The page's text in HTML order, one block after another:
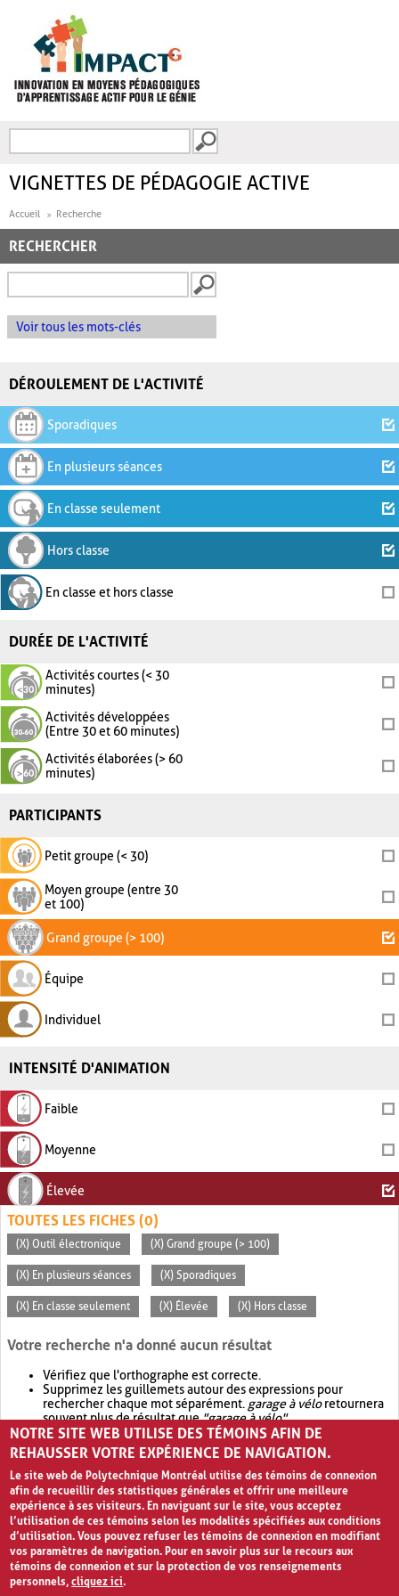
FORMULAIRE DE
VIGNETTES DE PÉDAGOGIE ACTIVE
Accueil Recherche
RECHERCHER
Voir tous les mots-clés
DÉROULEMENT DE L'ACTIVITÉ
Sporadiques
En plusieurs séances
En classe seulement
Hors classe
En classe et hors classe
DURÉE DE L'ACTIVITÉ
Activités courtes (< 30
minutes)
Activités développées
(Entre 30 et 60 minutes)
Activités élaborées (> 60
minutes)
PARTICIPANTS
Petit groupe (< 30)
Moyen groupe (entre 30
et 100)
Grand groupe (> 100)
Équipe
Individuel
INTENSITÉ D'ANIMATION
Faible
Moyenne
Élevée
TOUTES LES FICHES (0)
(X) Outil électronique (X) Grand groupe (> 100)
(X) En plusieurs séances (X) Sporadiques
(X) En classe seulement (X) Élevée (X) Hors classe
Votre recherche n'a donné aucun résultat
Vérifiez que l'orthographe est correcte.
Supprimez les guillemets autour des expressions pour
rechercher chaque mot séparément. garage à véloretournera
souvent plus de résultat que"garage à vélo".
Envisagez d'élargir votre recherche avec OR.garage OR vélo
retournera souvent plus de résultat quegarage à vélo
NOTRE SITE WEB UTILISE DES TÉMOINS AFIN DE
REHAUSSER VOTRE EXPÉRIENCE DE NAVIGATION.
Le site web de Polytechnique Montréal utilise des témoins de connexion
afin de recueillir des statistiques générales et offrir une meilleure
expérience à ses visiteurs. En naviguant sur le site, vous acceptez
l’utilisation de ces témoins selon les modalités spécifiées aux conditions
d’utilisation. Vous pouvez refuser les témoins de connexion en modifiant
vos paramètres de navigation. Pour en savoir plus sur le recours aux
témoins de connexion et sur la protection de vos renseignements
personnels,cliquez ici.